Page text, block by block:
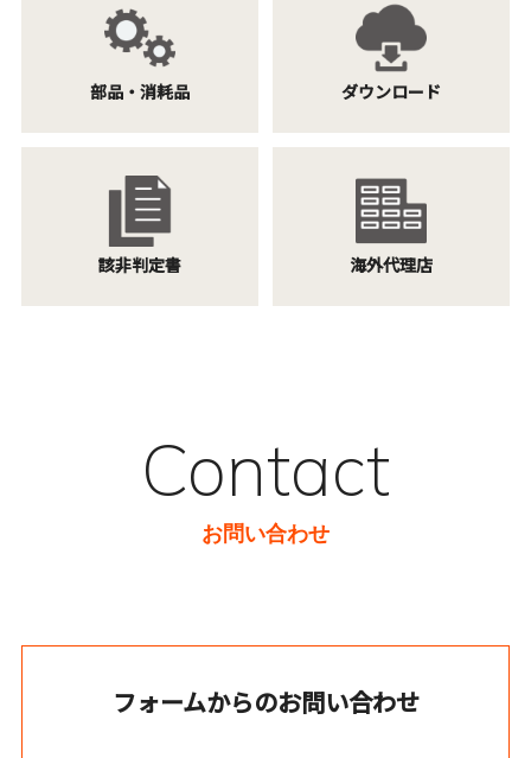
部品・消耗品 ダウンロード
該非判定書 海外代理店
Contact
お問い合わせ
フォームからのお問い合わせ